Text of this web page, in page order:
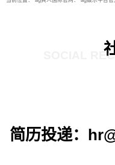
SOCIAL
简历投递：